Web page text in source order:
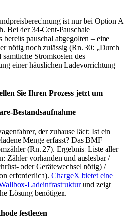
ist nur bei Option A
Bei der 34-Cent-Pauschale
pauschal abgegolten – eine
nötig noch zulässig (Rn. 30: „Durch
sämtliche Stromkosten des
einer häuslichen Ladevorrichtung
Sie Ihren Prozess jetzt um
Bestandsaufnahme
der zuhause lädt: Ist ein
Menge erfasst? Das BMF
(Rn. 27). Ergebnis: Liste aller
Zähler vorhanden und auslesbar /
oder Gerätewechsel nötig) /
erforderlich). ChargeX bietet eine
Ladeinfrastrukturund zeigt
Lösung benötigen.
festlegen